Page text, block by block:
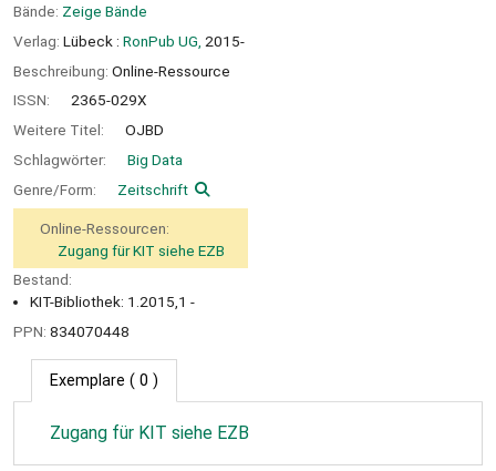
Bände: Zeige Bände
Verlag: Lübeck : RonPub UG, 2015-
Beschreibung: Online-Ressource
ISSN:
2365-029X
Weitere Titel:
OJBD
Schlagwörter:
Big Data
Genre/Form:
Zeitschrift
Online-Ressourcen:
Zugang für KIT siehe EZB
Bestand:
KIT-Bibliothek: 1.2015,1 -
PPN: 834070448
Exemplare ( 0 )
Zugang für KIT siehe EZB